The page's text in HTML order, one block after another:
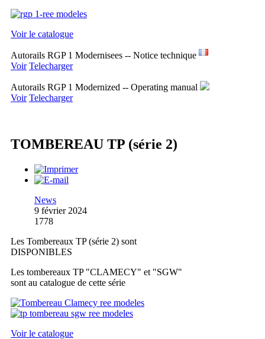
Voir le catalogue
Autorails RGP 1 Modernisees -- Notice technique
Voir Telecharger
Autorails RGP 1 Modernized -- Operating manual
Voir Telecharger
TOMBEREAU TP (série 2)
News
9 février 2024
1778
Les Tombereaux TP (série 2) sont
DISPONIBLES
Les tombereaux TP "CLAMECY" et "SGW"
sont au catalogue de cette série
Voir le catalogue